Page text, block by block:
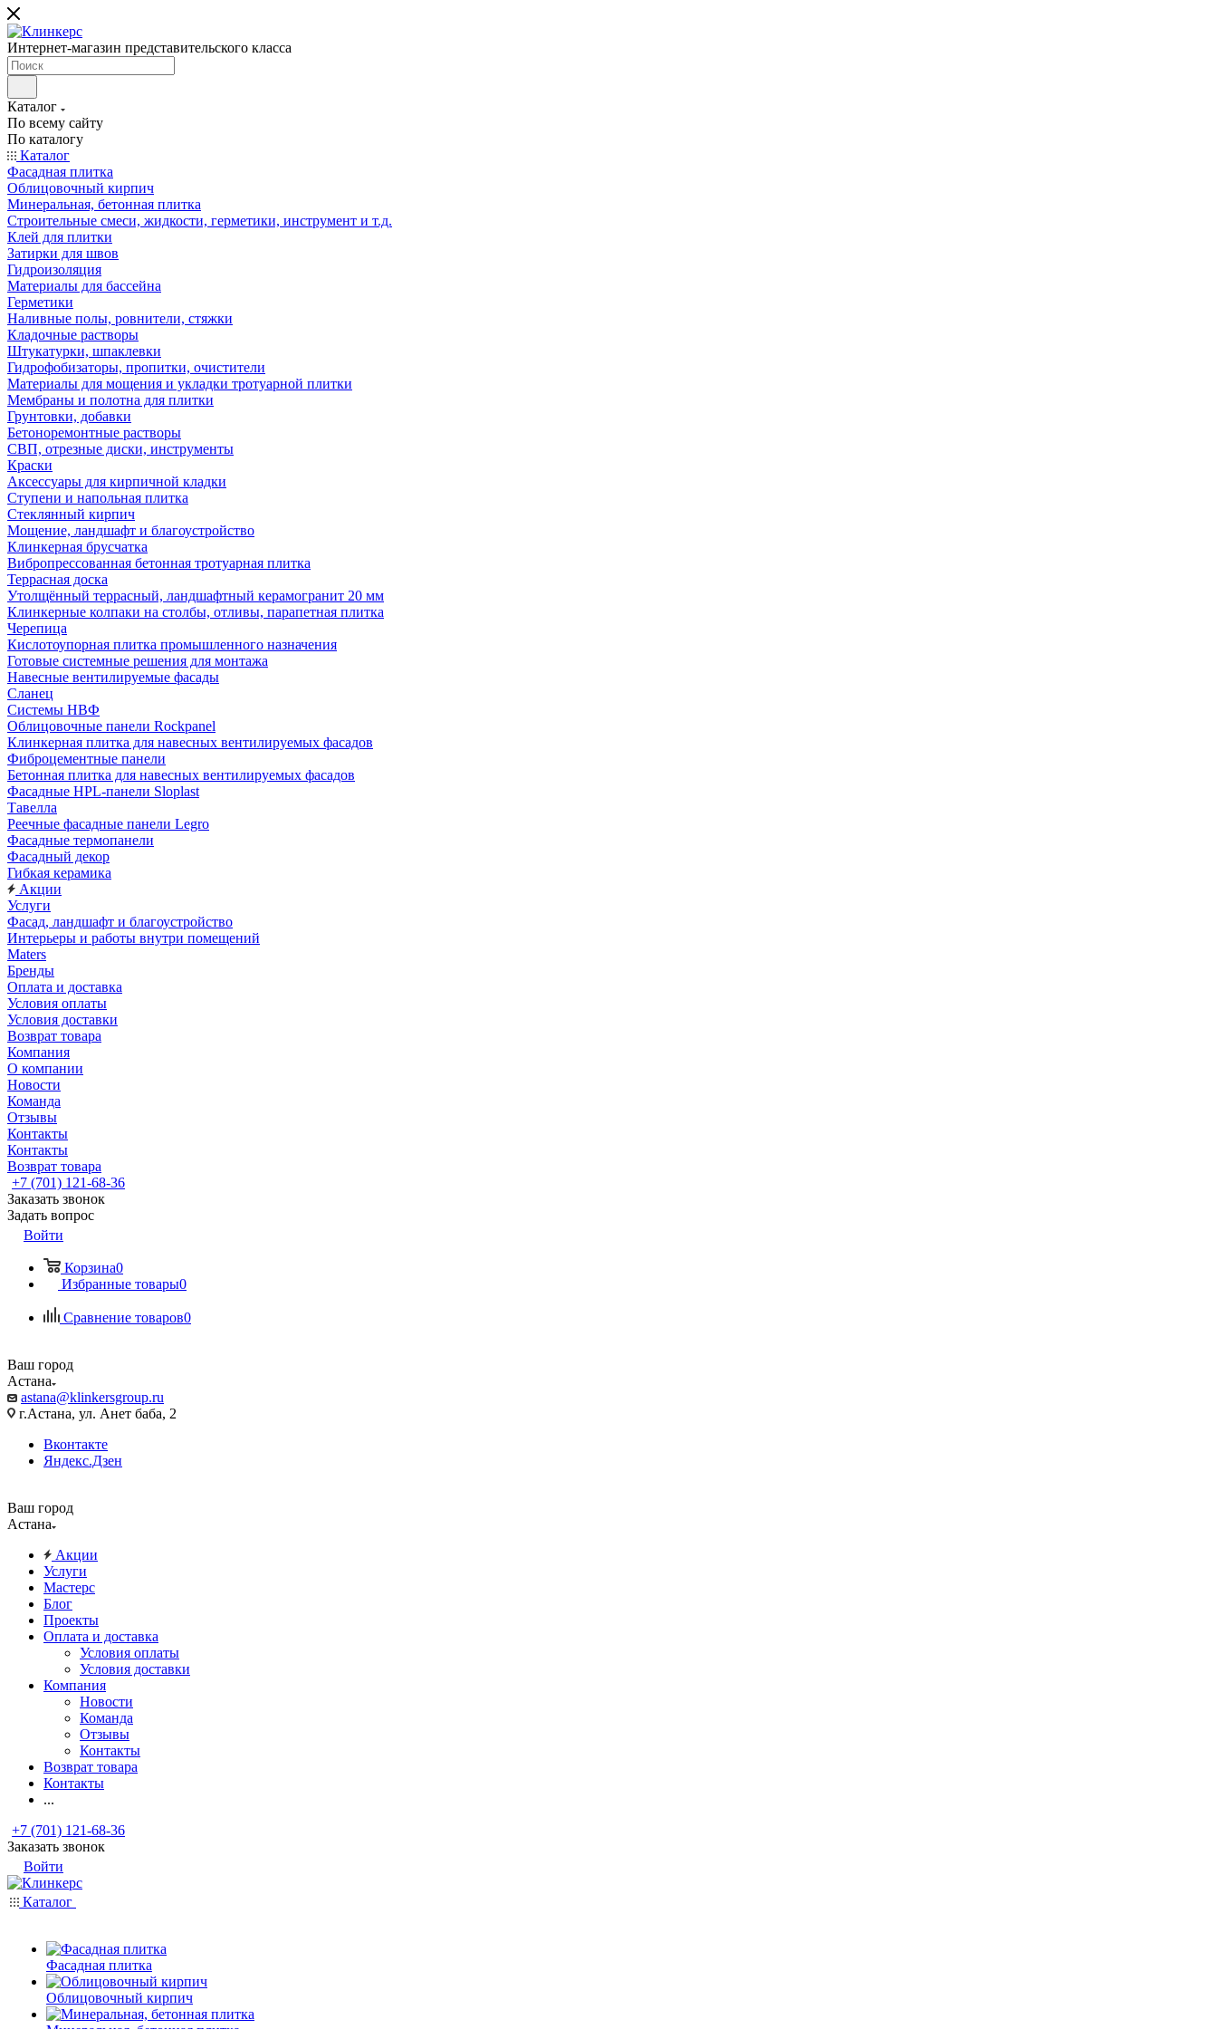
Интернет-магазин представительского класса
Каталог
По всему сайту
По каталогу
Каталог
Фасадная плитка
Облицовочный кирпич
Минеральная, бетонная плитка
Строительные смеси, жидкости, герметики, инструмент и т.д.
Клей для плитки
Затирки для швов
Гидроизоляция
Материалы для бассейна
Герметики
Наливные полы, ровнители, стяжки
Кладочные растворы
Штукатурки, шпаклевки
Гидрофобизаторы, пропитки, очистители
Материалы для мощения и укладки тротуарной плитки
Мембраны и полотна для плитки
Грунтовки, добавки
Бетоноремонтные растворы
СВП, отрезные диски, инструменты
Краски
Аксессуары для кирпичной кладки
Ступени и напольная плитка
Cтеклянный кирпич
Мощение, ландшафт и благоустройство
Клинкерная брусчатка
Вибропрессованная бетонная тротуарная плитка
Террасная доска
Утолщённый террасный, ландшафтный керамогранит 20 мм
Клинкерные колпаки на столбы, отливы, парапетная плитка
Черепица
Кислотоупорная плитка промышленного назначения
Готовые системные решения для монтажа
Навесные вентилируемые фасады
Сланец
Системы НВФ
Облицовочные панели Rockpanel
Клинкерная плитка для навесных вентилируемых фасадов
Фиброцементные панели
Бетонная плитка для навесных вентилируемых фасадов
Фасадные HPL-панели Sloplast
Тавелла
Реечные фасадные панели Legro
Фасадные термопанели
Фасадный декор
Гибкая керамика
Акции
Услуги
Фасад, ландшафт и благоустройство
Интерьеры и работы внутри помещений
Maters
Бренды
Оплата и доставка
Условия оплаты
Условия доставки
Возврат товара
Компания
О компании
Новости
Команда
Отзывы
Контакты
Контакты
Возврат товара
+7 (701) 121-68-36
Заказать звонок
Задать вопрос
Войти
Корзина0
Избранные товары0
Сравнение товаров0
Ваш город
Астана
astana@klinkersgroup.ru
г.Астана, ул. Анет баба, 2
Вконтакте
Яндекс.Дзен
Ваш город
Астана
Акции
Услуги
Мастерс
Блог
Проекты
Оплата и доставка
Условия оплаты
Условия доставки
Компания
Новости
Команда
Отзывы
Контакты
Возврат товара
Контакты
...
+7 (701) 121-68-36
Заказать звонок
Войти
Каталог
Фасадная плитка
Облицовочный кирпич